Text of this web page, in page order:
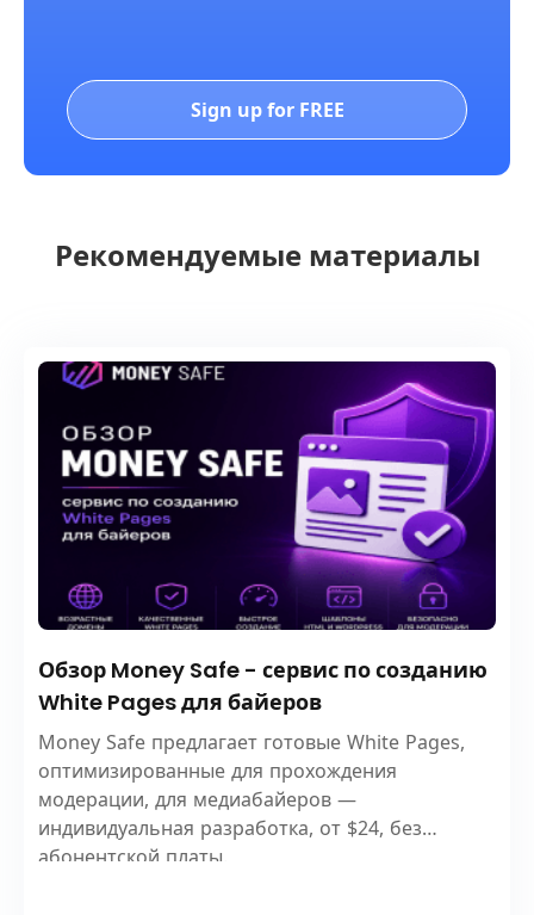
Sign up for FREE
Рекомендуемые материалы
Обзор Money Safe - сервис по созданию
White Pages для байеров
Money Safe предлагает готовые White Pages,
оптимизированные для прохождения
модерации, для медиабайеров —
индивидуальная разработка, от $24, без
абонентской платы.